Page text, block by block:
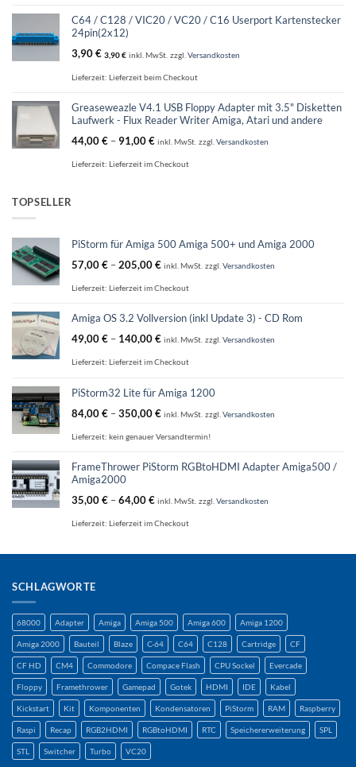
C64 / C128 / VIC20 / VC20 / C16 Userport Kartenstecker
24pin(2x12)
3,90€ 3,90€ inkl. MwSt. zzgl. Versandkosten
Lieferzeit: Lieferzeit beim Checkout
Greaseweazle V4.1 USB Floppy Adapter mit 3.5" Disketten
Laufwerk - Flux Reader Writer Amiga, Atari und andere
44,00€ –91,00€ inkl. MwSt. zzgl. Versandkosten
Lieferzeit: Lieferzeit im Checkout
TOPSELLER
PiStorm für Amiga 500 Amiga 500+ und Amiga 2000
57,00€ –205,00€ inkl. MwSt. zzgl. Versandkosten
Lieferzeit: Lieferzeit im Checkout
Amiga OS 3.2 Vollversion (inkl Update 3) - CD Rom
49,00€ – 140,00€ inkl. MwSt. zzgl. Versandkosten
Lieferzeit: Lieferzeit im Checkout
PiStorm32 Lite für Amiga 1200
84,00€ –350,00€ inkl. MwSt. zzgl. Versandkosten
Lieferzeit: kein genauer Versandtermin!
FrameThrower PiStorm RGBtoHDMI Adapter Amiga500 /
Amiga2000
35,00€ –64,00€ inkl. MwSt. zzgl. Versandkosten
Lieferzeit: Lieferzeit im Checkout
SCHLAGWORTE
68000 Adapter Amiga Amiga 500 Amiga 600 Amiga 1200
Amiga 2000 Bauteil Blaze C-64 C64 C128 Cartridge CF
CF HD CM4 Commodore Compace Flash CPU Sockel Evercade
Floppy Framethrower Gamepad Gotek HDMI IDE Kabel
Kickstart Kit Komponenten Kondensatoren PiStorm RAM Raspberry
Raspi Recap RGB2HDMI RGBtoHDMI RTC Speichererweiterung SPL
STL Switcher Turbo VC20